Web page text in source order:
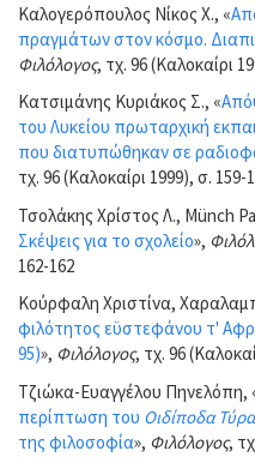
Καλογερόπουλος Νίκος Χ., «
πραγμάτων στον κόσμο.
Φιλόλογος, τχ. 96 (Καλοκαίρι
Κατσιμάνης Κυριάκος Σ., «
του Λυκείου πρωταρχική
που διατυπώθηκαν σε
τχ. 96 (Καλοκαίρι 1999), σ. 159-
Τσολάκης Χρίστος Λ., Münch
Σκέψεις για το σχολείο»,
162-162
Κούρφαλη Χριστίνα,
φιλότητος εϋστεφάνου τ'
95)», Φιλόλογος, τχ. 96
Τζιώκα-Ευαγγέλου Πηνελόπη,
περίπτωση του Οιδίποδα
της φιλοσοφία», Φιλόλογος,